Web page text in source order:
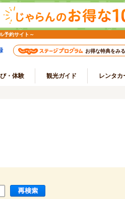
予約サイト～
お得な特典をみる
・体験 観光ガイド レンタカ